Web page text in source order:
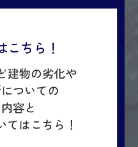
こちら！
建物の劣化や
ついての
容と
てはこちら！